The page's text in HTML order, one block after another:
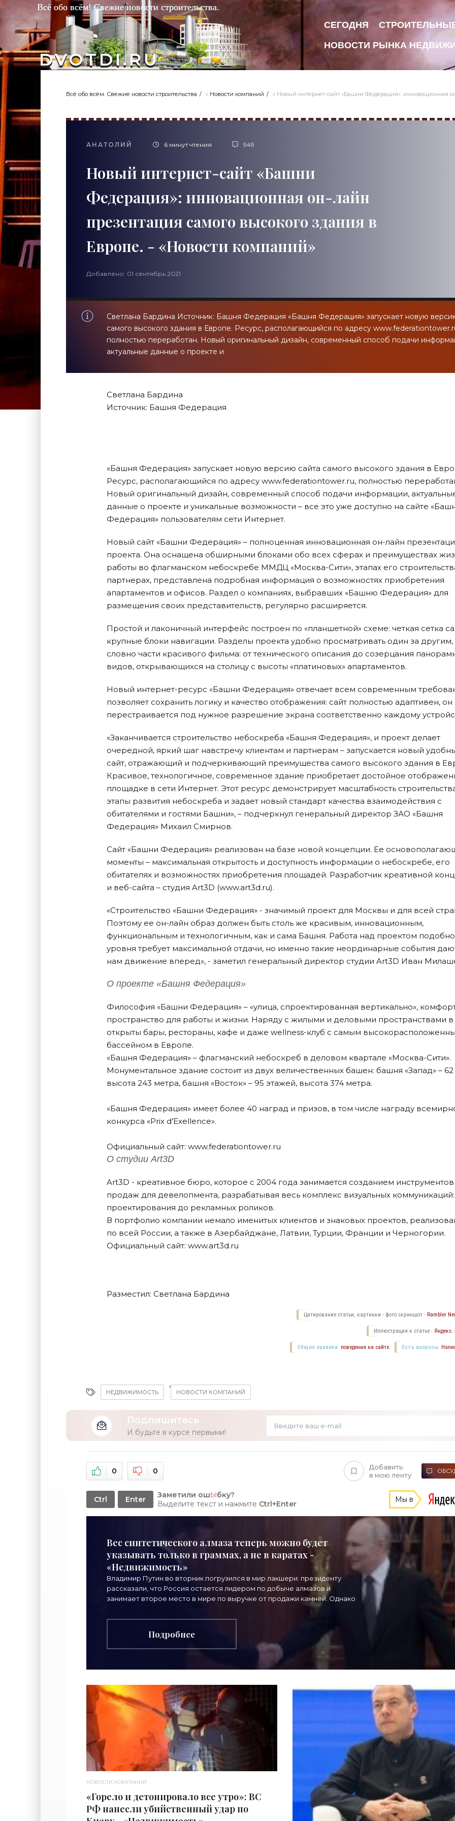
DVOTDI.RU
Всё обо всём! Свежие новости строительства.
СЕГОДНЯ
НОВОСТИ РЫНКА
Всё обо всём. Свежие новости строительства » Новости компаний » Новый интернет-сайт «Башни Федерация»: инновационная он-лайн
АНАТОЛИЙ 6 минут чтения 949
Новый интернет-сайт «Башни
Федерация»: инновационная он-лайн
презентация самого высокого здания в
Европе. - «Новости компаний»
Добавлено: 01 сентябрь 2021
Светлана Бардина Источник: Башня Федерация «Башня Федерация» запускает новую
самого высокого здания в Европе. Ресурс, располагающийся по адресу
полностью переработан. Новый оригинальный дизайн, современный способ подачи
актуальные данные о проекте и
Светлана Бардина
Источник: Башня Федерация
«Башня Федерация» запускает новую версию сайта самого высокого здания в
Ресурс, располагающийся по адресу www.federationtower.ru, полностью
Новый оригинальный дизайн, современный способ подачи информации,
данные о проекте и уникальные возможности – все это уже доступно на сайте
Федерация» пользователям сети Интернет.
Новый сайт «Башни Федерация» – полноценная инновационная он-лайн
проекта. Она оснащена обширными блоками обо всех сферах и преимуществах
работы во флагманском небоскребе ММДЦ «Москва-Сити», этапах его
партнерах, представлена подробная информация о возможностях приобретения
апартаментов и офисов. Раздел о компаниях, выбравших «Башню Федерация» для
размещения своих представительств, регулярно расширяется.
Простой и лаконичный интерфейс построен по «планшетной» схеме: четкая сетка
крупные блоки навигации. Разделы проекта удобно просматривать один за другим,
словно части красивого фильма: от технического описания до созерцания
видов, открывающихся на столицу с высоты «платиновых» апартаментов.
Новый интернет-ресурс «Башни Федерация» отвечает всем современным
позволяет сохранить логику и качество отображения: сайт полностью адаптивен, он
перестраивается под нужное разрешение экрана соответственно каждому
«Заканчивается строительство небоскреба «Башня Федерация», и проект делает
очередной, яркий шаг навстречу клиентам и партнерам – запускается новый
сайт, отражающий и подчеркивающий преимущества самого высокого здания в
Красивое, технологичное, современное здание приобретает достойное
площадке в сети Интернет. Этот ресурс демонстрирует масштабность
этапы развития небоскреба и задает новый стандарт качества взаимодействия с
обитателями и гостями Башни», – подчеркнул генеральный директор ЗАО «Башня
Федерация» Михаил Смирнов.
Сайт «Башни Федерация» реализован на базе новой концепции. Ее
моменты – максимальная открытость и доступность информации о небоскребе, его
обитателях и возможностях приобретения площадей. Разработчик креативной
и веб-сайта – студия Art3D (www.art3d.ru).
«Строительство «Башни Федерация» - значимый проект для Москвы и для всей
Поэтому ее он-лайн образ должен быть столь же красивым, инновационным,
функциональным и технологичным, как и сама Башня. Работа над проектом
уровня требует максимальной отдачи, но именно такие неординарные события
нам движение вперед», - заметил генеральный директор студии Art3D Иван
О проекте «Башня Федерация»
Философия «Башни Федерация» – «улица, спроектированная вертикально»,
пространство для работы и жизни. Наряду с жилыми и деловыми пространствами
открыты бары, рестораны, кафе и даже wellness-клуб с самым
бассейном в Европе.
«Башня Федерация» – флагманский небоскреб в деловом квартале «Москва-Сити».
Монументальное здание состоит из двух величественных башен: башня «Запад» – 62
высота 243 метра, башня «Восток» – 95 этажей, высота 374 метра.
«Башня Федерация» имеет более 40 наград и призов, в том числе награду
конкурса «Prix d’Exellence».
Официальный сайт: www.federationtower.ru
О студии Art3D
Art3D - креативное бюро, которое с 2004 года занимается созданием инструментов
продаж для девелопмента, разрабатывая весь комплекс визуальных коммуникаций:
проектирования до рекламных роликов.
В портфолио компании немало именитых клиентов и знаковых проектов,
по всей России, а также в Азербайджане, Латвии, Турции, Франции и Черногории.
Официальный сайт: www.art3d.ru
Разместил: Светлана Бардина
Цитирование статьи, картинки - фото скриншот - Rambler
Иллюстрация к статье - Яндекс.
Есть вопросы.
Общие правила поведения на сайте.
НЕДВИЖИМОСТЬ
,
НОВОСТИ КОМПАНИЙ
Подпишитесь
И будьте в курсе первыми!
0 0
Добавить
в мою ленту
Ctrl Enter Заметили ошЫбку?
Выделите текст и нажмите Ctrl+Enter Мы в
Вес синтетического алмаза теперь можно будет
указывать только в граммах, а не в каратах -
«Недвижимость»
Владимир Путин во вторник погрузился в мир лакшери: президенту
рассказали, что Россия остается лидером по добыче алмазов и
занимает второе место в мире по выручке от продажи камней. Однако
Подробнее
НОВОСТИ КОМПАНИЙ
«Горело и детонировало все утро»: ВС
РФ нанесли убийственный удар по